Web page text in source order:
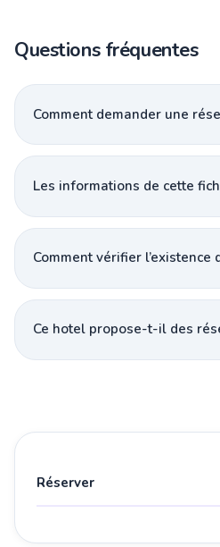
Questions fréquentes
Comment demander une
Les informations de cette
Comment vérifier l’existence
Ce hotel propose-t-il des
Réserver